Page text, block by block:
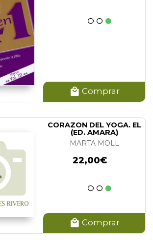
Comprar
CORAZON DEL YOGA. EL
(ED. AMARA)
MARTA MOLL
22,00€
Comprar